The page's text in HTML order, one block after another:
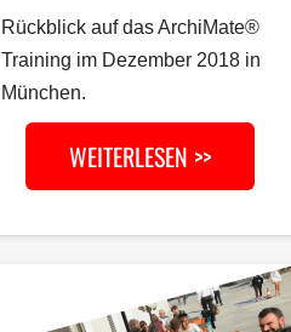
Rückblick auf das ArchiMate®
Training im Dezember 2018 in
München.
WEITERLESEN >>